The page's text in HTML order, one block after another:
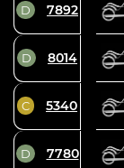
D 7892
D 8014
C 5340
D 7780